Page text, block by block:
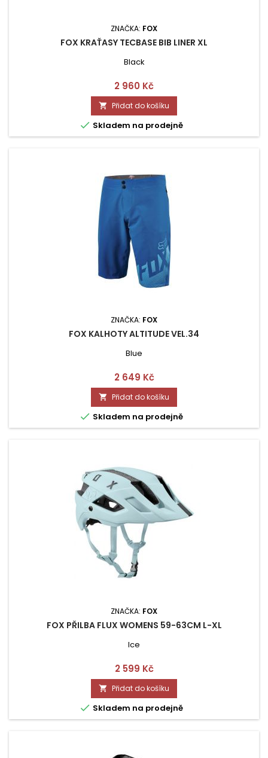
ZNAČKA: FOX
FOX KRAŤASY TECBASE BIB LINER XL
Black
Cena
2 960 Kč
 Přidat do košíku
 Skladem na prodejně
ZNAČKA: FOX
FOX KALHOTY ALTITUDE VEL.34
Blue
Cena
2 649 Kč
 Přidat do košíku
 Skladem na prodejně
ZNAČKA: FOX
FOX PŘILBA FLUX WOMENS 59-63CM L-XL
Ice
Cena
2 599 Kč
 Přidat do košíku
 Skladem na prodejně